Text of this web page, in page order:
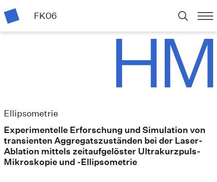
FK06
Ellipsometrie
Experimentelle Erforschung und Simulation von
transienten Aggregatszuständen bei der Laser-
Ablation mittels zeitaufgelöster Ultrakurzpuls-
Mikroskopie und -Ellipsometrie